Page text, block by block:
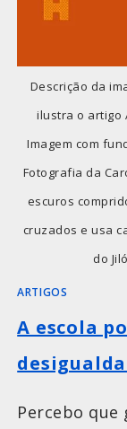
Descrição da
ilustra o artigo
Imagem com
Fotografia da
escuros
cruzados e usa
do
ARTIGOS
A escola
Percebo que